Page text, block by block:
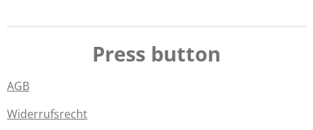
n
n
n
n
Press button
AGB
Widerrufsrecht